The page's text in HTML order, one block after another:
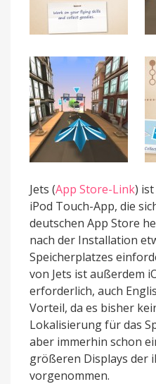
Jets (App Store-Link)
iPod Touch-App, die
deutschen App Store
nach der Installation
Speicherplatzes
von Jets ist außerdem
erforderlich, auch
Vorteil, da es bisher
Lokalisierung für das
aber immerhin schon
größeren Displays der
vorgenommen.